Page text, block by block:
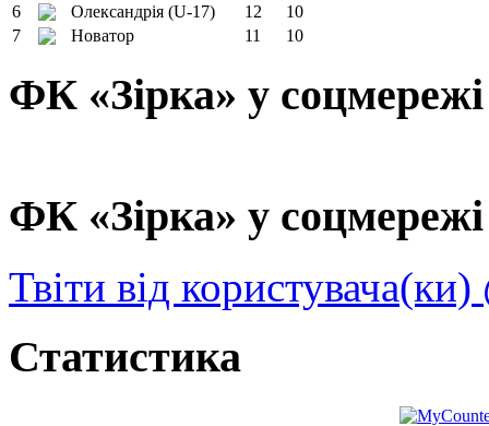
6
Олександрія (U-17) 12
10
7
Новатор 11 10
ФК «Зірка» у
ФК «Зірка» у
Твіти від
Статистика